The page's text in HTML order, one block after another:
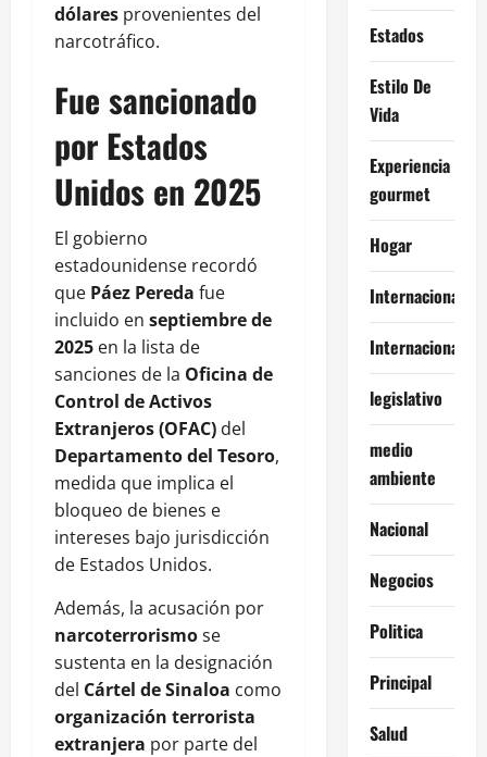
dólares provenientes del
narcotráfico.
Fue sancionado
por Estados
Unidos en 2025
El gobierno
estadounidense recordó
que Páez Pereda fue
incluido en septiembre de
2025 en la lista de
sanciones de la Oficina de
Control de Activos
Extranjeros (OFAC) del
Departamento del Tesoro,
medida que implica el
bloqueo de bienes e
intereses bajo jurisdicción
de Estados Unidos.
Además, la acusación por
narcoterrorismose
sustenta en la designación
del Cártel de Sinaloa como
organización terrorista
extranjera por parte del
Estados
Estilo De
Vida
Experiencia
gourmet
Hogar
Internacional
Internacionales
legislativo
medio
ambiente
Nacional
Negocios
Politica
Principal
Salud